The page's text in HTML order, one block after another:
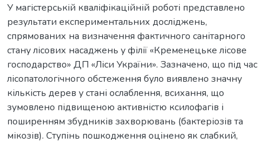
У магістерській кваліфікаційній роботі представлено
результати експериментальних досліджень,
спрямованих на визначення фактичного санітарного
стану лісових насаджень у філії «Кременецьке лісове
господарство» ДП «Ліси України». Зазначено, що під час
лісопатологічного обстеження було виявлено значну
кількість дерев у стані ослаблення, всихання, що
зумовлено підвищеною активністю ксилофагів і
поширенням збудників захворювань (бактеріозів та
мікозів). Ступінь пошкодження оцінено як слабкий,